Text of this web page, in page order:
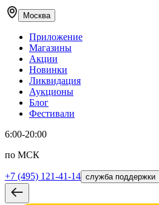
Москва
Приложение
Магазины
Акции
Новинки
Ликвидация
Аукционы
Блог
Фестивали
6:00-20:00
по МСК
+7 (495) 121-41-14 служба поддержки